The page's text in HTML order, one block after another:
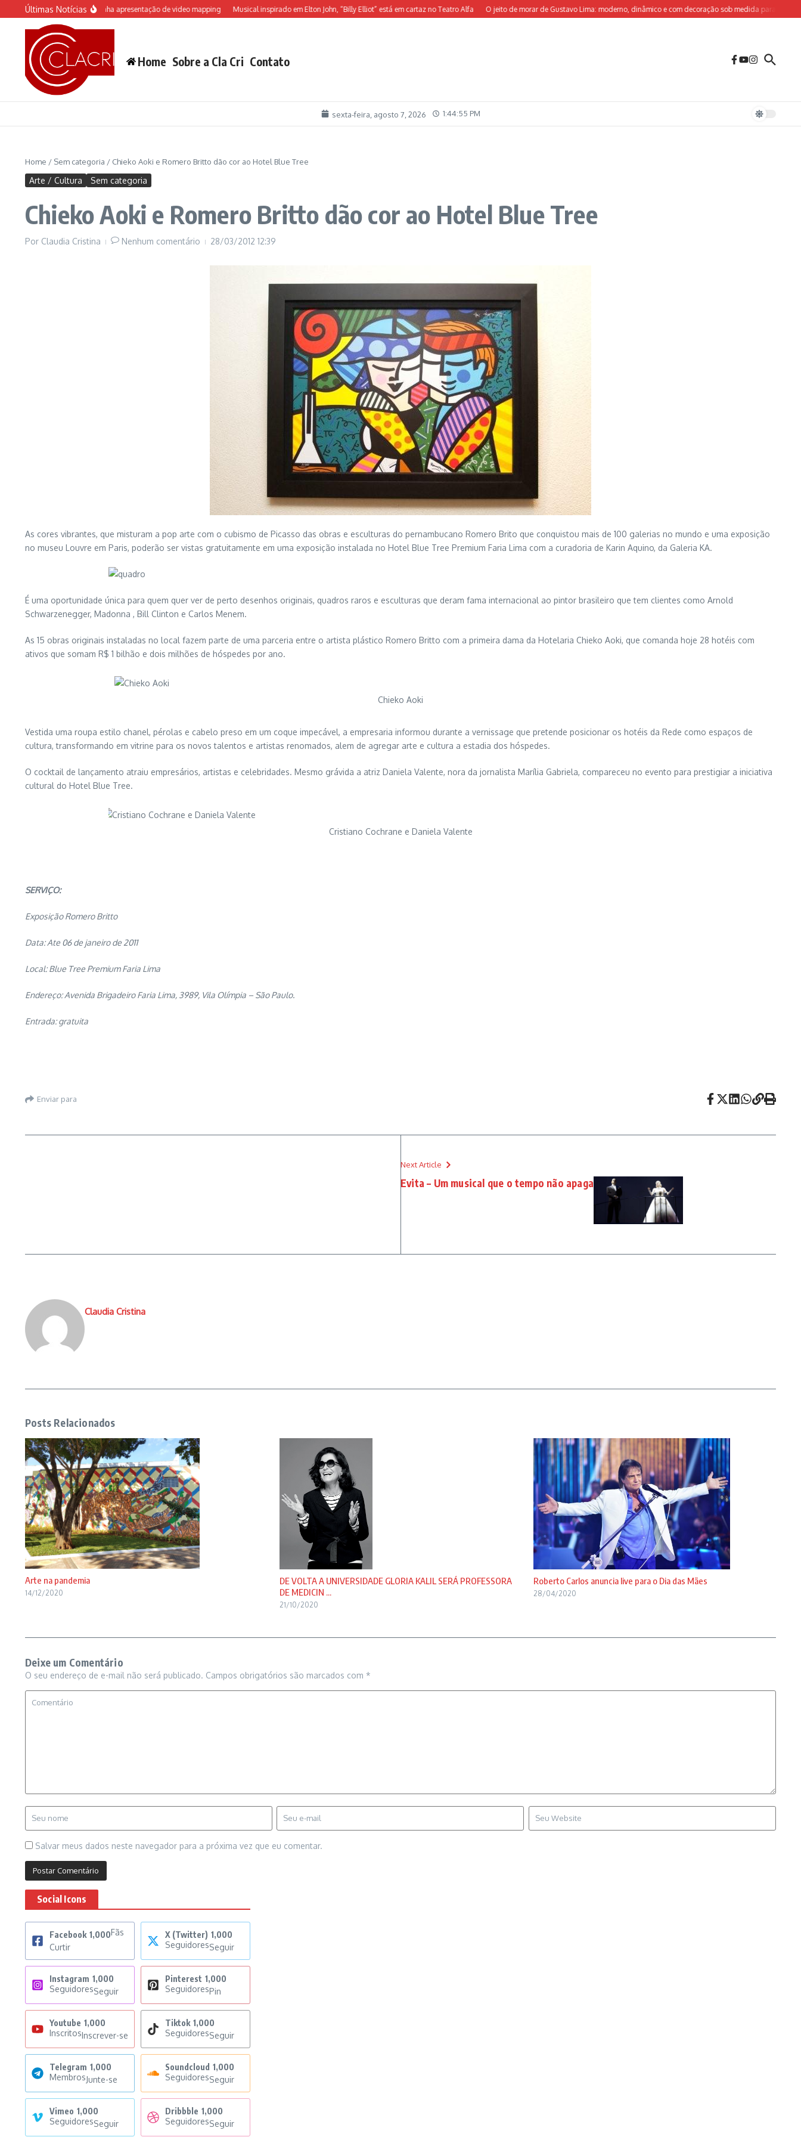
Ir para o conteúdo
Últimas Notícias
Castelo “Rá-Tim-Bum ganha apresentação de video mapping Musical inspirado em Elton John, “Billy Elliot” está em cartaz no Teatro Alfa O jeito de morar de Gustavo Lima: moderno, dinâmico e com decoração sob medida para o olhar
Home Sobre a Cla Cri Contato
sexta-feira, agosto 7, 2026 1:44:56 PM
Home / Sem categoria / Chieko Aoki e Romero Britto dão cor ao Hotel Blue Tree
Arte / Cultura Sem categoria
Chieko Aoki e Romero Britto dão cor ao Hotel Blue Tree
Por Claudia Cristina Nenhum comentário 28/03/2012 12:39
As cores vibrantes, que misturam a pop arte com o cubismo de Picasso das obras e esculturas do pernambucano Romero Brito que conquistou mais de 100 galerias no mundo e uma exposição
no museu Louvre em Paris, poderão ser vistas gratuitamente em uma exposição instalada no Hotel Blue Tree Premium Faria Lima com a curadoria de Karin Aquino, da Galeria KA.
É uma oportunidade única para quem quer ver de perto desenhos originais, quadros raros e esculturas que deram fama internacional ao pintor brasileiro que tem clientes como Arnold
Schwarzenegger, Madonna , Bill Clinton e Carlos Menem.
As 15 obras originais instaladas no local fazem parte de uma parceria entre o artista plástico Romero Britto com a primeira dama da Hotelaria Chieko Aoki, que comanda hoje 28 hotéis com
ativos que somam R$ 1 bilhão e dois milhões de hóspedes por ano.
Chieko Aoki
Vestida uma roupa estilo chanel, pérolas e cabelo preso em um coque impecável, a empresaria informou durante a vernissage que pretende posicionar os hotéis da Rede como espaços de
cultura, transformando em vitrine para os novos talentos e artistas renomados, alem de agregar arte e cultura a estadia dos hóspedes.
O cocktail de lançamento atraiu empresários, artistas e celebridades. Mesmo grávida a atriz Daniela Valente, nora da jornalista Marília Gabriela, compareceu no evento para prestigiar a iniciativa
cultural do Hotel Blue Tree.
Cristiano Cochrane e Daniela Valente
SERVIÇO:
Exposição Romero Britto
Data: Ate 06 de janeiro de 2011
Local: Blue Tree Premium Faria Lima
Endereço: Avenida Brigadeiro Faria Lima, 3989, Vila Olímpia – São Paulo.
Entrada: gratuita
Enviar para
Next Article
Evita – Um musical que o tempo não apaga
Claudia Cristina
Posts Relacionados
Arte na pandemia
14/12/2020
DE VOLTA A UNIVERSIDADE GLORIA KALIL SERÁ PROFESSORA
DE MEDICIN ...
21/10/2020
Roberto Carlos anuncia live para o Dia das Mães
28/04/2020
Deixe um Comentário
O seu endereço de e-mail não será publicado. Campos obrigatórios são marcados com *
Salvar meus dados neste navegador para a próxima vez que eu comentar.
Social Icons
Facebook 1,000Fãs
Curtir
X (Twitter) 1,000
SeguidoresSeguir
Instagram 1,000
SeguidoresSeguir
Pinterest 1,000
SeguidoresPin
Youtube 1,000
InscritosInscrever-se
Tiktok 1,000
SeguidoresSeguir
Telegram 1,000
MembrosJunte-se
Soundcloud 1,000
SeguidoresSeguir
Vimeo 1,000
SeguidoresSeguir
Dribbble 1,000
SeguidoresSeguir